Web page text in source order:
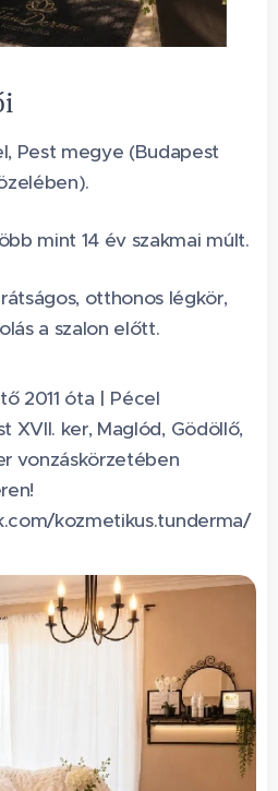
Pest megye (Budapest
mint 14 év szakmai múlt.
otthonos légkör,
a szalon előtt.
2011 óta | Pécel
XVII. ker, Maglód, Gödöllő,
vonzáskörzetében
👇
kozmetikus.tunderma/